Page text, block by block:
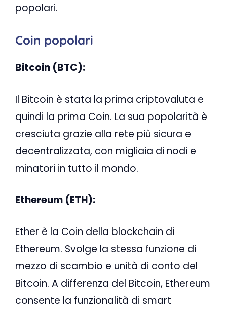
popolari.
Coin popolari
Bitcoin (BTC):
Il Bitcoin è stata la prima criptovaluta e
quindi la prima Coin. La sua popolarità è
cresciuta grazie alla rete più sicura e
decentralizzata, con migliaia di nodi e
minatori in tutto il mondo.
Ethereum (ETH):
Ether è la Coin della blockchain di
Ethereum. Svolge la stessa funzione di
mezzo di scambio e unità di conto del
Bitcoin. A differenza del Bitcoin, Ethereum
consente la funzionalità di smart